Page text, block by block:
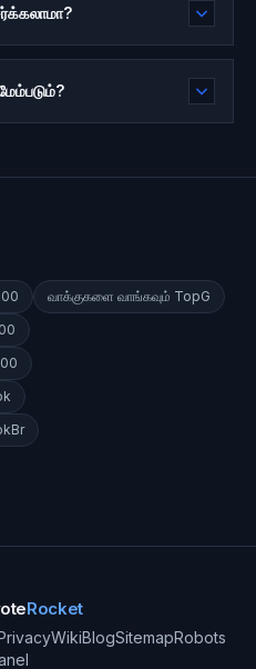
வாக்குகளை வாங்கவும் TopG
Rocket
WikiBlogSitemapRobots